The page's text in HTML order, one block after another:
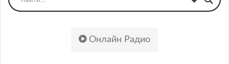
Онлайн Радио